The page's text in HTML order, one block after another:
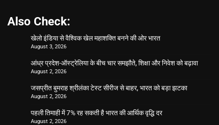
Also Check:
खेलो इंडिया से वैश्विक खेल महाशक्ति बनने की ओर भारत
August 3, 2026
आंध्र प्रदेश-ऑस्ट्रेलिया के बीच चार समझौते, शिक्षा और निवेश को बढ़ावा
August 2, 2026
जसप्रीत बुमराह श्रीलंका टेस्ट सीरीज से बाहर, भारत को बड़ा झटका
August 2, 2026
पहली तिमाही में 7% रह सकती है भारत की आर्थिक वृद्धि दर
August 2, 2026